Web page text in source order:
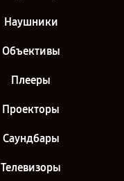
Наушники
Объективы
Плееры
Проекторы
Саундбары
Телевизоры